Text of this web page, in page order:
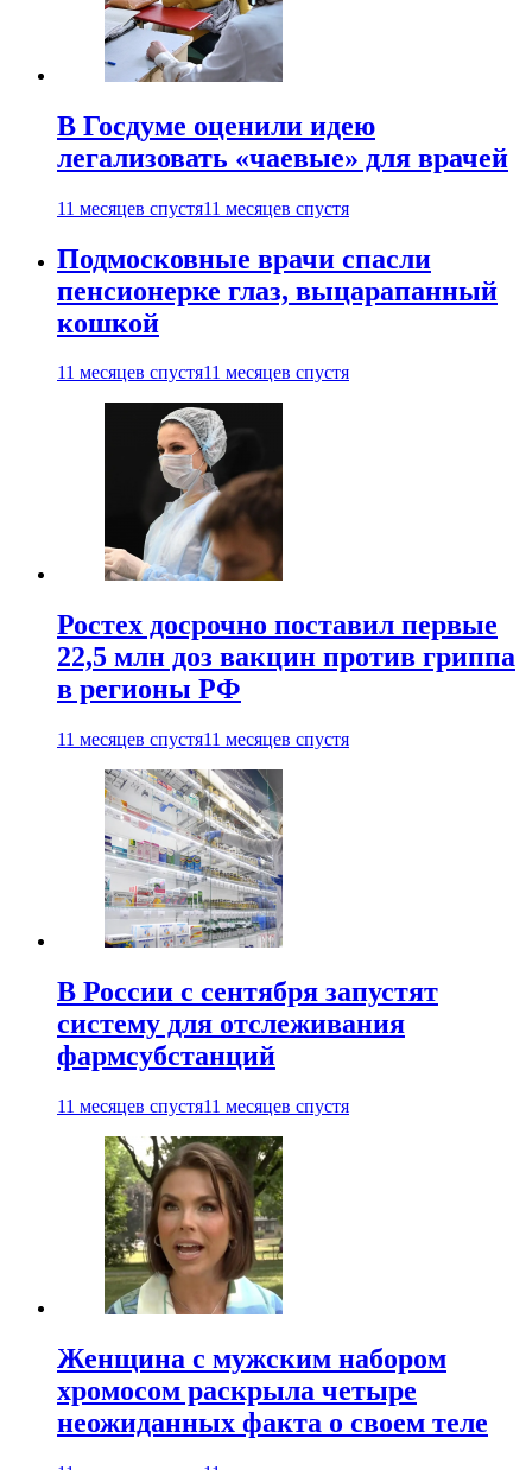
В Госдуме оценили идею
легализовать «чаевые» для врачей
11 месяцев спустя11 месяцев спустя
Подмосковные врачи спасли
пенсионерке глаз, выцарапанный
кошкой
11 месяцев спустя11 месяцев спустя
Ростех досрочно поставил первые
22,5 млн доз вакцин против гриппа
в регионы РФ
11 месяцев спустя11 месяцев спустя
В России с сентября запустят
систему для отслеживания
фармсубстанций
11 месяцев спустя11 месяцев спустя
Женщина с мужским набором
хромосом раскрыла четыре
неожиданных факта о своем теле